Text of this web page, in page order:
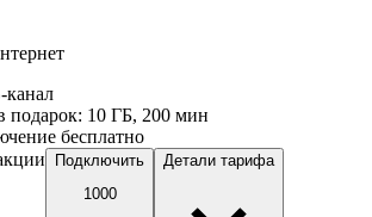
канал
подарок: 10 ГБ, 200 мин
бесплатно
Подключить
1000
Детали тарифа